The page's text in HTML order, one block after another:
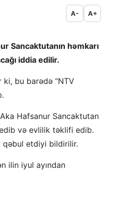
A- A+
Sancaktutanın həmkarı
iddia edilir.
ki, bu barədə “NTV
Hafsanur Sancaktutan
və evlilik təklifi edib.
qəbul etdiyi bildirilir.
ilin iyul ayından